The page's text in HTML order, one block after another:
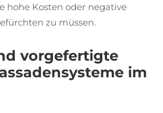
hohe Kosten oder negative
zu müssen.
vorgefertigte
im